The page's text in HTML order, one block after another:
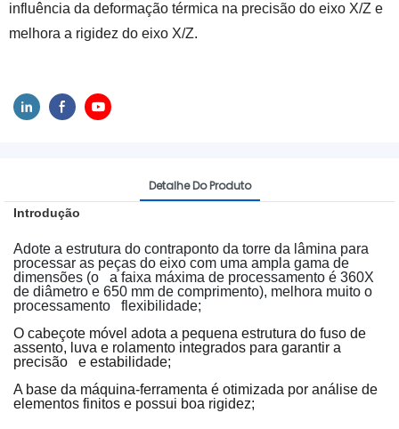
influência da deformação térmica na precisão do eixo X/Z e
melhora a rigidez do eixo X/Z.
Detalhe Do Produto
Introdução
Adote a estrutura do contraponto da torre da lâmina para
processar as peças do eixo com uma ampla gama de
dimensões (o
a faixa máxima de processamento é 360X
de diâmetro e 650 mm de comprimento), melhora muito o
processamento
flexibilidade;
O cabeçote móvel adota a pequena estrutura do fuso de
assento, luva e rolamento integrados para garantir a
precisão
e estabilidade;
A base da máquina-ferramenta é otimizada por análise de
elementos finitos e possui boa rigidez;